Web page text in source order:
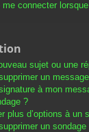
me connecter
sujet ou une
un
à mon
?
plus d’options à un
un sondage